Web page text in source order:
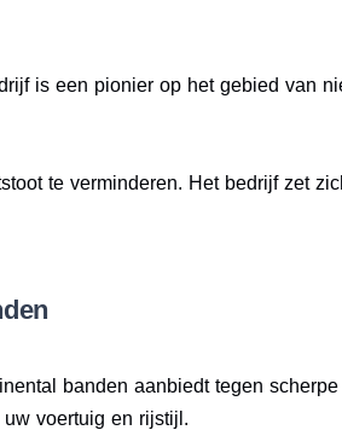
is een pionier op het gebied van
te verminderen. Het bedrijf zet
banden aanbiedt tegen
voertuig en rijstijl.